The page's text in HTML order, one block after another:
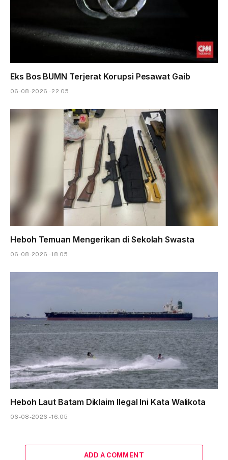
Eks Bos BUMN Terjerat Korupsi Pesawat Gaib
06-08-2026 - 22.05
Heboh Temuan Mengerikan di Sekolah Swasta
06-08-2026 - 18.05
Heboh Laut Batam Diklaim Ilegal Ini Kata Walikota
06-08-2026 - 16.05
ADD A COMMENT